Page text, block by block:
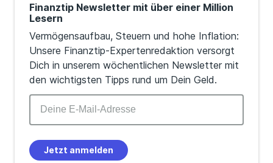
Finanztip Newsletter mit über einer Million
Lesern
Vermögensaufbau, Steuern und hohe Inflation:
Unsere Finanztip-Expertenredaktion versorgt
Dich in unserem wöchentlichen Newsletter mit
den wichtigsten Tipps rund um Dein Geld.
Jetzt anmelden